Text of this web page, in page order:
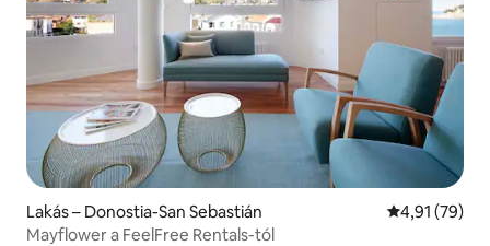
Lakás – Donostia-San Sebastián Átlagos
4,91 (79)
Mayflower a FeelFree Rentals-tól